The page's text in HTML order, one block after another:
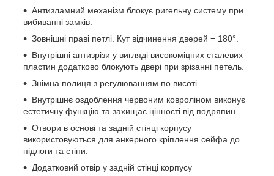
Антизламний механізм блокує ригельну систему при
вибиванні замків.
Зовнішні праві петлі. Кут відчинення дверей = 180°.
Внутрішні антизрізи у вигляді високоміцних сталевих
пластин додатково блокують двері при зрізанні петель.
Знімна полиця з регулюванням по висоті.
Внутрішнє оздоблення червоним ковроліном виконує
естетичну функцію та захищає цінності від подряпин.
Отвори в основі та задній стінці корпусу
використовуються для анкерного кріплення сейфа до
підлоги та стіни.
Додатковий отвір у задній стінці корпусу